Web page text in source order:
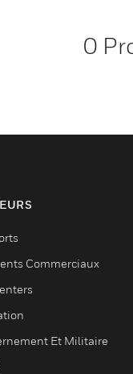
0
Commerciaux
Et Militaire